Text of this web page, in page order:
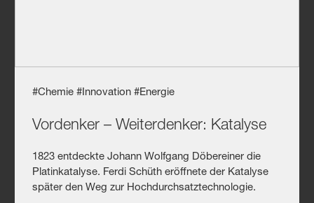
#Chemie #Innovation #Energie
Vordenker – Weiterdenker: Katalyse
1823 entdeckte Johann Wolfgang Döbereiner die
Platinkatalyse. Ferdi Schüth eröffnete der Katalyse
später den Weg zur Hochdurchsatztechnologie.